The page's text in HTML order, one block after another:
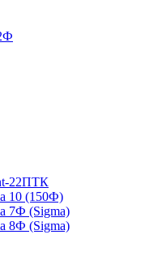
22ПТК
10 (150Ф)
7Ф (Sigma)
8Ф (Sigma)